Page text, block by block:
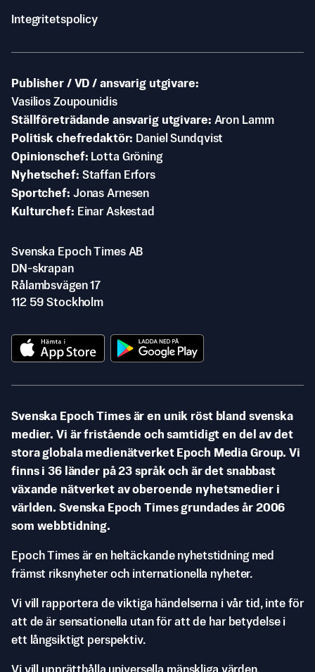
Integritetspolicy
Publisher / VD / ansvarig utgivare
Vasilios Zoupounidis
Ställföreträdande ansvarig utgivare Aron Lamm
Politisk chefredaktör
Daniel Sundqvist
Opinionschef
Lotta Gröning
Nyhetschef Staffan Erfors
Sportchef Jonas Arnesen
Kulturchef
Einar Askestad
Svenska Epoch Times AB
DN-skrapan
Rålambsvägen 17
112 59 Stockholm
Svenska Epoch Times är en unik röst bland svenska
medier. Vi är fristående och samtidigt en del av det
stora globala medienätverket Epoch Media Group. Vi
finns i 36 länder på 23 språk och är det snabbast
växande nätverket av oberoende nyhetsmedier i
världen. Svenska Epoch Times grundades år 2006
som webbtidning.
Epoch Times är en heltäckande nyhetstidning med
främst riksnyheter och internationella nyheter.
Vi vill rapportera de viktiga händelserna i vår tid, inte för
att de är sensationella utan för att de har betydelse i
ett långsiktigt perspektiv.